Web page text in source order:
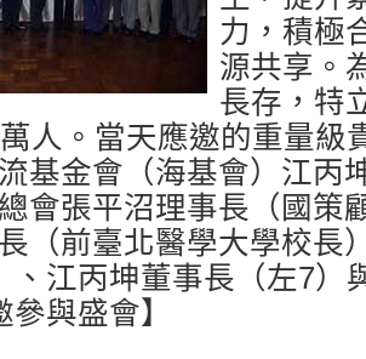
力，積極
源共享。
長存，特
人。當天應邀的重量級
基金會（海基會）江丙
會張平沼理事長（國策
（前臺北醫學大學校長
、江丙坤董事長（左7）
與盛會】